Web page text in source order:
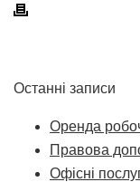
Останні записи
Оренда
Правова
Офісні